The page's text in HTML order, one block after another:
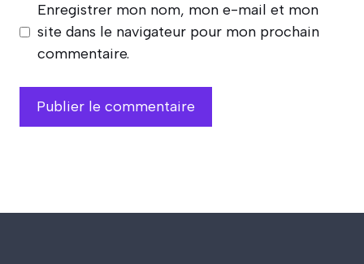
Enregistrer mon nom, mon e-mail et mon
site dans le navigateur pour mon prochain
commentaire.